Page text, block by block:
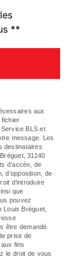
**
aux
fichier
BLS et
message. Les
destinataires
31140
d’accès, de
d’opposition, de
d’introduire
que
pouvez
Bréguet,
être demandé.
prise de
fins
le droit de vous